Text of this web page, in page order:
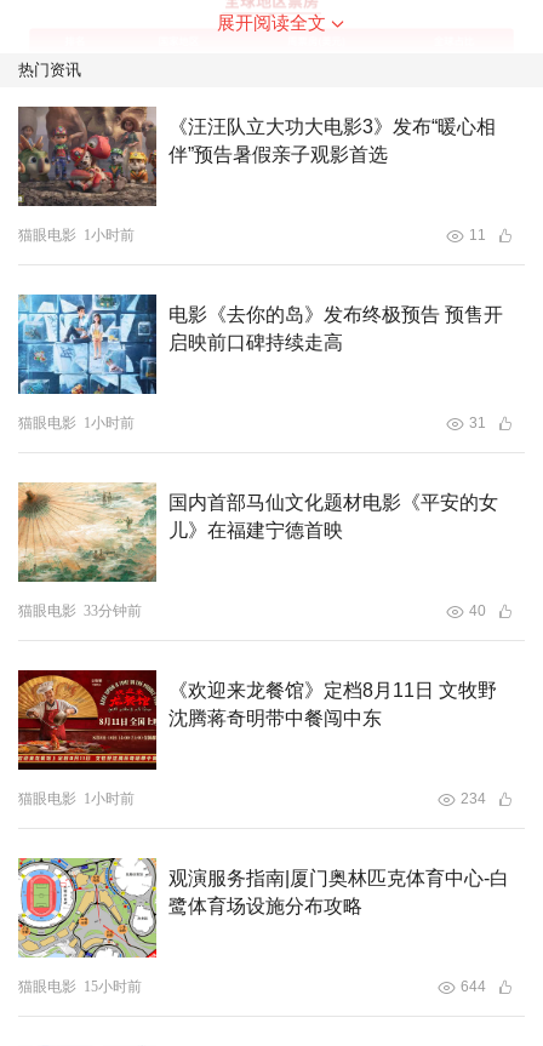
展开阅读全文
热门资讯
《汪汪队立大功大电影3》发布“暖心相
伴”预告暑假亲子观影首选
猫眼电影 1小时前 11
电影《去你的岛》发布终极预告 预售开
启映前口碑持续走高
猫眼电影 1小时前 31
国内首部马仙文化题材电影《平安的女
儿》在福建宁德首映
猫眼电影 33分钟前 40
《欢迎来龙餐馆》定档8月11日 文牧野
沈腾蒋奇明带中餐闯中东
猫眼电影 1小时前 234
观演服务指南|厦门奥林匹克体育中心-白
鹭体育场设施分布攻略
猫眼电影 15小时前 644